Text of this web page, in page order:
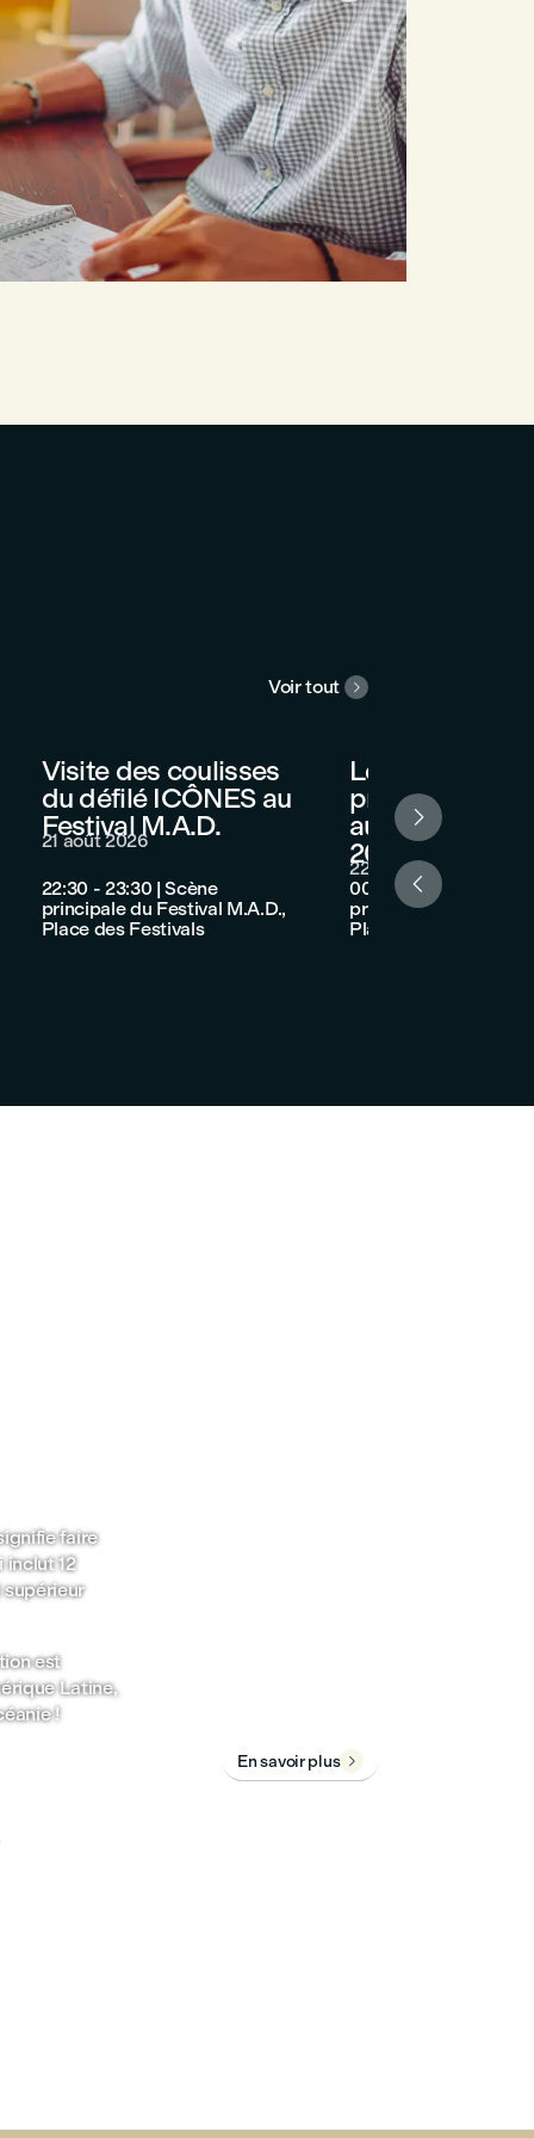
Voir tout 
Visite des coulisses
du défilé ICÔNES au
Festival M.A.D.
21 août 2026
22:30 - 23:30 |Scène
principale du Festival M.A.D.,
Place des Festivals
Le Collège
présente
au Festival
2026
22 août 2026
00:00 - 01:00
principale du Festival
Place des Festivals,


faire
inclut 12
est
Latine,
!
En savoir plus 